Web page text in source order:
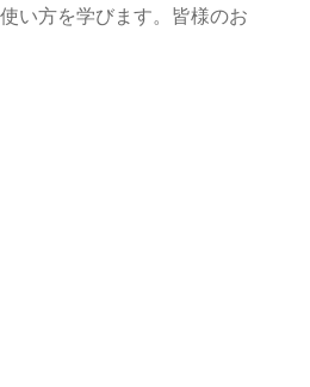
い方を学びます。皆様のお